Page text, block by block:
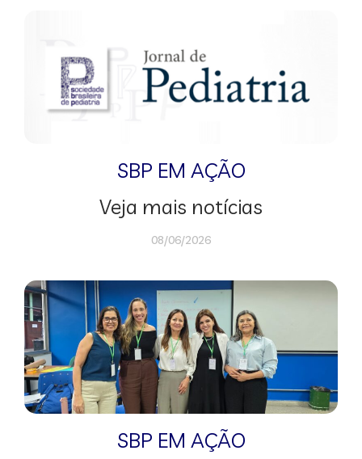
SBP EM AÇÃO
Veja mais notícias
08/06/2026
SBP EM AÇÃO